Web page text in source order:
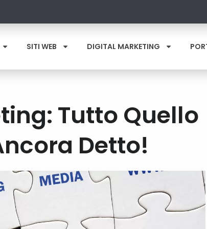
SITI WEB DIGITAL MARKETING
Tutto Quello
Detto!